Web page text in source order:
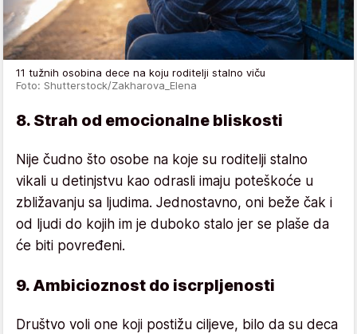
11 tužnih osobina dece na koju roditelji stalno viču
Foto: Shutterstock/Zakharova_Elena
8. Strah od emocionalne bliskosti
Nije čudno što osobe na koje su roditelji stalno
vikali u detinjstvu kao odrasli imaju poteškoće u
zbližavanju sa ljudima. Jednostavno, oni beže čak i
od ljudi do kojih im je duboko stalo jer se plaše da
će biti povređeni.
9. Ambicioznost do iscrpljenosti
Društvo voli one koji postižu ciljeve, bilo da su deca